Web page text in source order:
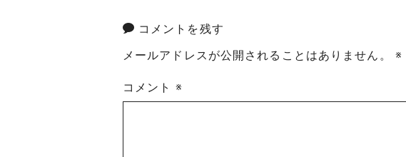
コメントを残す
メールアドレスが公開されることはありません。
※
コメント ※